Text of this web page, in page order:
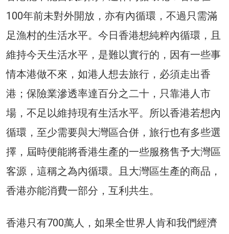
100年前未對外開放，亦有內循環，不過只需滿
足漁村的生活水平。今日香港想純粹內循環，且
維持今天生活水平，是難以實行的，因有一些事
情本港做不來，如港人想去旅行，必須走出香
港；保險業滲透率達百分之二十，只靠港人市
場，不足以維持現有生活水平。所以香港若想內
循環，至少需要與大灣區合併，旅行也有多些選
擇，屆時便能將香港生產的一些服務售予大灣區
客源，這稱之為內循環。且大灣區生產的商品，
香港亦能消費一部分，互利共生。
香港只有700萬人，如果全世界人肯和我們經濟